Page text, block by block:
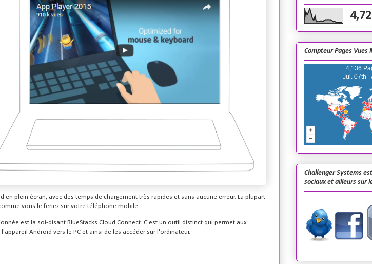
en plein écran, avec des temps de chargement très rapides et sans aucune erreur. La plupart
vous le feriez sur votre téléphone mobile .
est la soi-disant BlueStacks Cloud Connect. C'est un outil distinct qui permet aux
Android vers le PC et ainsi de les accéder sur l'ordinateur.
Compteur Pages Vues
4,136
Jul. 07th -
Challenger Systems
sociaux et ailleurs sur